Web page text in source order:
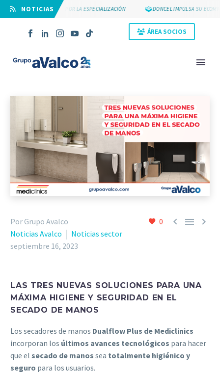
⠀NOTICIAS
SUYCAL 2000 APUESTA POR LA ESPECIALIZACIÓN DONCEL IMPULSA SU
ÁREA SOCIOS
0   
Por Grupo Avalco
Noticias Avalco
Noticias sector
septiembre 16, 2023
LAS TRES NUEVAS SOLUCIONES PARA UNA
MÁXIMA HIGIENE Y SEGURIDAD EN EL
SECADO DE MANOS
Los secadores de manos Dualflow Plus de Mediclinics
incorporan los últimos avances tecnológicos para hacer
que el secado de manos sea totalmente higiénico y
seguro para los usuarios.